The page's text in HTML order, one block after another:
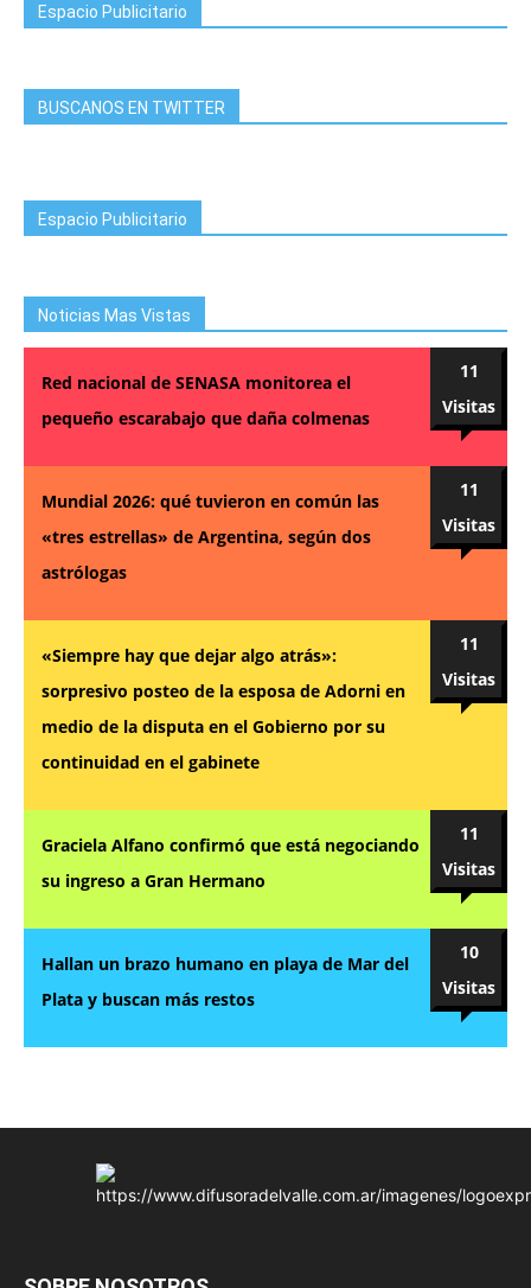
Espacio Publicitario
BUSCANOS EN TWITTER
Espacio Publicitario
Noticias Mas Vistas
Red nacional de SENASA monitorea el
pequeño escarabajo que daña colmenas
11
Visitas
Mundial 2026: qué tuvieron en común las
«tres estrellas» de Argentina, según dos
astrólogas
11
Visitas
«Siempre hay que dejar algo atrás»:
sorpresivo posteo de la esposa de Adorni en
medio de la disputa en el Gobierno por su
continuidad en el gabinete
11
Visitas
Graciela Alfano confirmó que está negociando
su ingreso a Gran Hermano
11
Visitas
Hallan un brazo humano en playa de Mar del
Plata y buscan más restos
10
Visitas